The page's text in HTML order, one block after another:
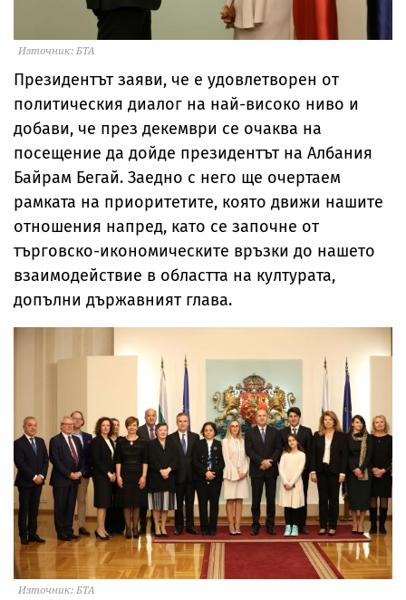
Източник: БТА
Президентът заяви, че е удовлетворен от
политическия диалог на най-високо ниво и
добави, че през декември се очаква на
посещение да дойде президентът на Албания
Байрам Бегай. Заедно с него ще очертаем
рамката на приоритетите, която движи нашите
отношения напред, като се започне от
търговско-икономическите връзки до нашето
взаимодействие в областта на културата,
допълни държавният глава.
Източник: БТА